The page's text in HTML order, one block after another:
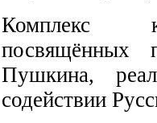
Комплекс
посвящённых
Пушкина,
содействии